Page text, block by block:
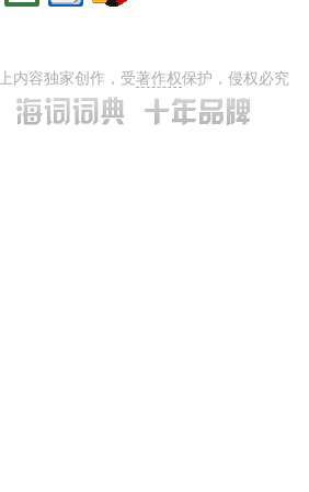
内容独家创作，受著作权保护，侵权必究